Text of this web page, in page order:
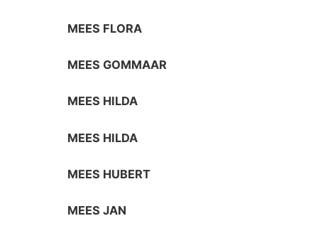
MEES FLORA
MEES GOMMAAR
MEES HILDA
MEES HILDA
MEES HUBERT
MEES JAN